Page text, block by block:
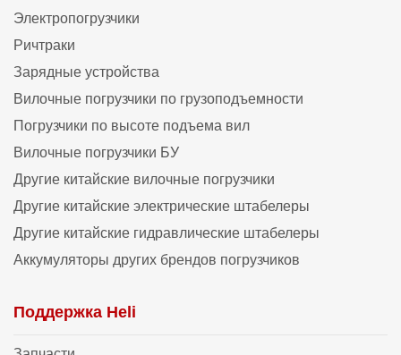
Электропогрузчики
Ричтраки
Зарядные устройства
Вилочные погрузчики по грузоподъемности
Погрузчики по высоте подъема вил
Вилочные погрузчики БУ
Другие китайские вилочные погрузчики
Другие китайские электрические штабелеры
Другие китайские гидравлические штабелеры
Аккумуляторы других брендов погрузчиков
Поддержка Heli